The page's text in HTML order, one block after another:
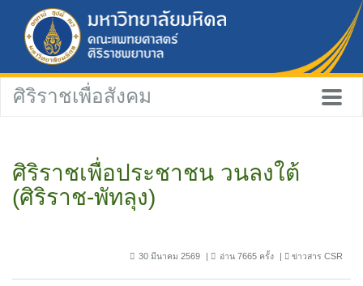
ศิริราชเพื่อสังคม
ศิริราชเพื่อประชาชน วนลงใต้
(ศิริราช-พัทลุง)
30 มีนาคม 2569 อ่าน 7665 ครั้ง ข่าวสาร CSR